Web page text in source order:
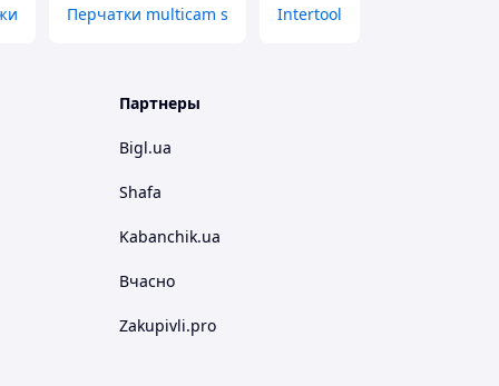
Перчатки multicam s Intertool
Партнеры
Bigl.ua
Shafa
Kabanchik.ua
Вчасно
Zakupivli.pro